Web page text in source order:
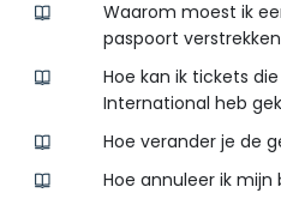
Waarom moest ik
paspoort
Hoe kan ik tickets
International heb
Hoe verander je de
Hoe annuleer ik mijn